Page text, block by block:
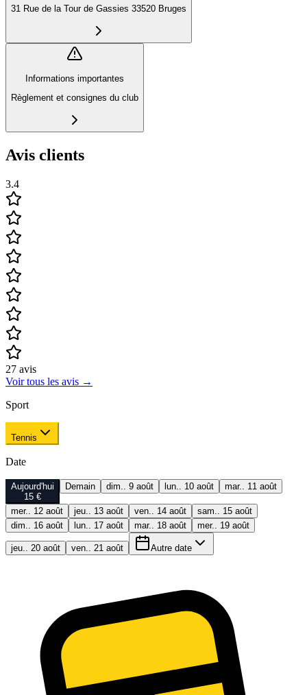
31 Rue de la Tour de Gassies 33520 Bruges
Informations importantes
Règlement et consignes du club
Avis clients
3.4
27 avis
Voir tous les avis →
Sport
Tennis
Date
Aujourd'hui
15 €
Demain dim.. 9 août lun.. 10 août mar.. 11 août
mer.. 12 août jeu.. 13 août ven.. 14 août
sam.. 15 août
dim.. 16 août
lun.. 17 août mar.. 18 août mer.. 19 août
jeu.. 20 août ven.. 21 août Autre date